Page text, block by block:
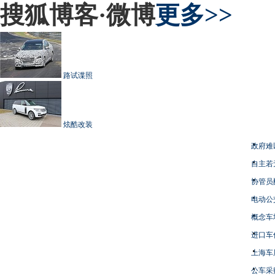
搜狐博客·微博更多>>
路试谍照
炫酷改装
政府难
自主
协管员
电动
概念车
进口车
上海
公车采